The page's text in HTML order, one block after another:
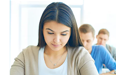
Soal
Serta
Jawaban